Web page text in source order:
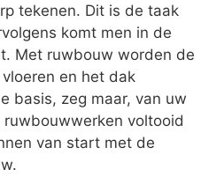
tekenen. Dit is de taak
komt men in de
Met ruwbouw worden de
en het dak
basis, zeg maar, van uw
voltooid
van start met de